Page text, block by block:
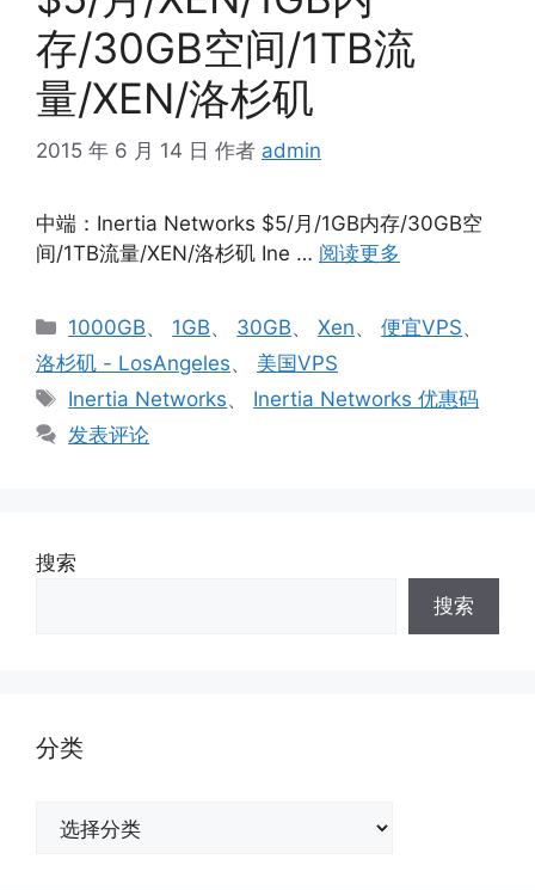
存/30GB空间/1TB流
量/XEN/洛杉矶
2015 年 6 月 14 日 作者 admin
中端：Inertia Networks $5/月/1GB内存/30GB空
间/1TB流量/XEN/洛杉矶 Ine … 阅读更多
分
类
1000GB、 1GB、 30GB、Xen、便宜VPS、
洛杉矶 - LosAngeles、 美国VPS
标
签
Inertia Networks、 Inertia Networks 优惠码
发表评论
搜索
搜索
分类